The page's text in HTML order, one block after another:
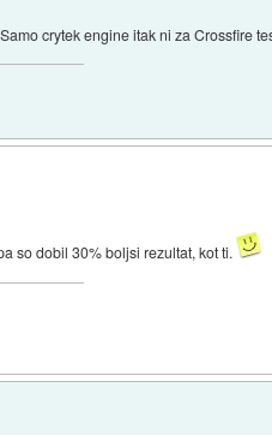
crytek engine itak ni za Crossfire
so dobil 30% boljsi rezultat, kot ti.